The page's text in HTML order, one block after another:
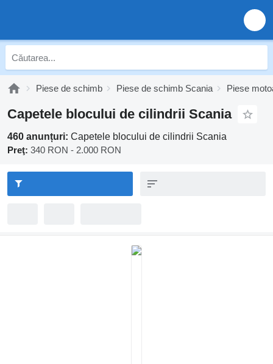
Piese de schimb Piese de schimb Scania Piese
Capetele blocului de cilindrii Scania
460 anunțuri: Capetele blocului de cilindrii Scania
Preţ: 340 RON - 2.000 RON